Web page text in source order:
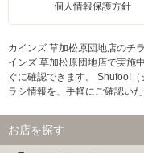
個人情報保護方針
カインズ 草加松原団地店のチ
インズ 草加松原団地店で実施
ぐに確認できます。 Shufoo!
ラシ情報を、手軽にご確認い
お店を探す